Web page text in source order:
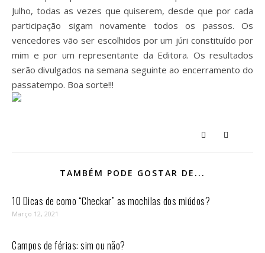
Julho, todas as vezes que quiserem, desde que por cada
participação sigam novamente todos os passos. Os
vencedores vão ser escolhidos por um júri constituído por
mim e por um representante da Editora. Os resultados
serão divulgados na semana seguinte ao encerramento do
passatempo. Boa sorte!!!
TAMBÉM PODE GOSTAR DE...
10 Dicas de como “Checkar” as mochilas dos miúdos?
Março 12, 2021
Campos de férias: sim ou não?